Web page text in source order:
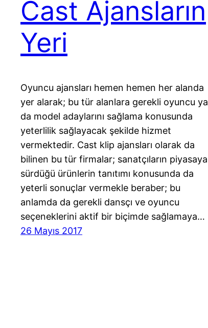
Cast Ajansların
Yeri
Oyuncu ajansları hemen hemen her alanda
yer alarak; bu tür alanlara gerekli oyuncu ya
da model adaylarını sağlama konusunda
yeterlilik sağlayacak şekilde hizmet
vermektedir. Cast klip ajansları olarak da
bilinen bu tür firmalar; sanatçıların piyasaya
sürdüğü ürünlerin tanıtımı konusunda da
yeterli sonuçlar vermekle beraber; bu
anlamda da gerekli dansçı ve oyuncu
seçeneklerini aktif bir biçimde sağlamaya…
26 Mayıs 2017